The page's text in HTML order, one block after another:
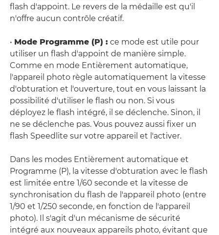
flash d'appoint. Le revers de la médaille est qu'il
n'offre aucun contrôle créatif.
• Mode Programme (P) : ce mode est utile pour
utiliser un flash d'appoint de manière simple.
Comme en mode Entièrement automatique,
l'appareil photo règle automatiquement la vitesse
d'obturation et l'ouverture, tout en vous laissant la
possibilité d'utiliser le flash ou non. Si vous
déployez le flash intégré, il se déclenche. Sinon, il
ne se déclenche pas. Vous pouvez aussi fixer un
flash Speedlite sur votre appareil et l'activer.
Dans les modes Entièrement automatique et
Programme (P), la vitesse d'obturation avec le flash
est limitée entre 1/60 seconde et la vitesse de
synchronisation du flash de l'appareil photo (entre
1/90 et 1/250 seconde, en fonction de l'appareil
photo). Il s'agit d'un mécanisme de sécurité
intégré aux nouveaux appareils photo, évitant que